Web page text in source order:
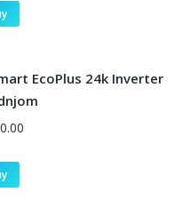
EcoPlus 24k Inverter